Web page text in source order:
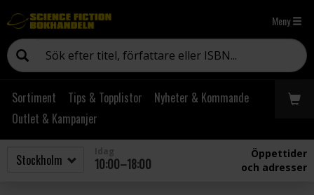
Meny
Sortiment Tips & Topplistor
Nyheter & Kommande
Outlet & Kampanjer
10:00–18:00
Öppettider
och adresser